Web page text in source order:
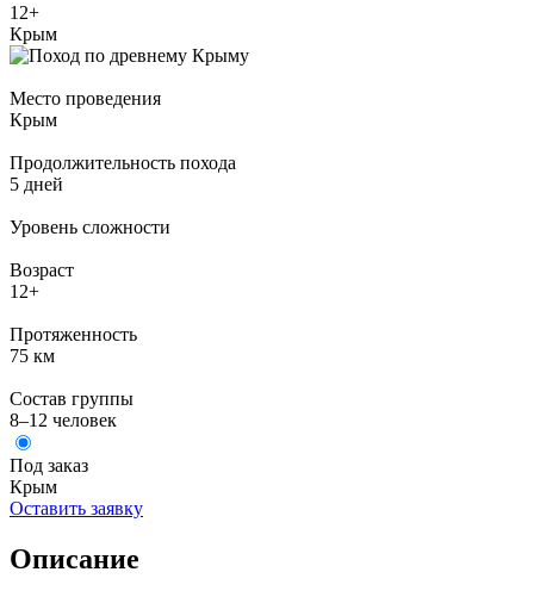
12+
Крым
Место проведения
Крым
Продолжительность похода
5 дней
Уровень сложности
Возраст
12+
Протяженность
75 км
Состав группы
8–12 человек
Под заказ
Крым
Оставить заявку
Описание